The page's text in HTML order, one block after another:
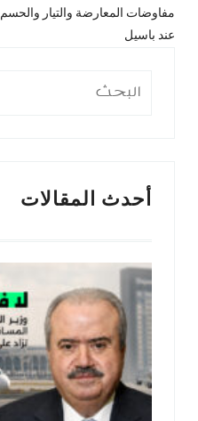
المقالات
المقال
مفاوضات المعارضة والتيار والحسم
عند باسيل
البحث
أحدث المقالات